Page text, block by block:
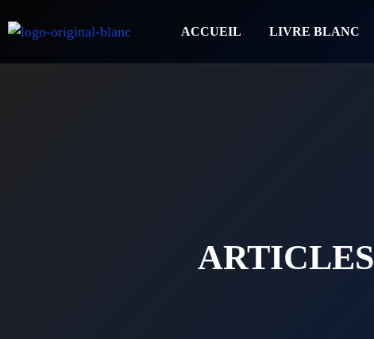
ACCUEIL LIVRE BLANC
ARTICLES